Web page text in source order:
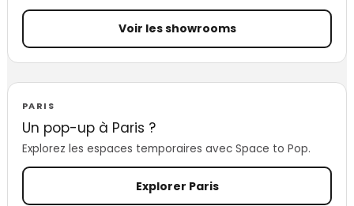
Voir les showrooms
PARIS
Un pop-up à Paris ?
Explorez les espaces temporaires avec Space to Pop.
Explorer Paris